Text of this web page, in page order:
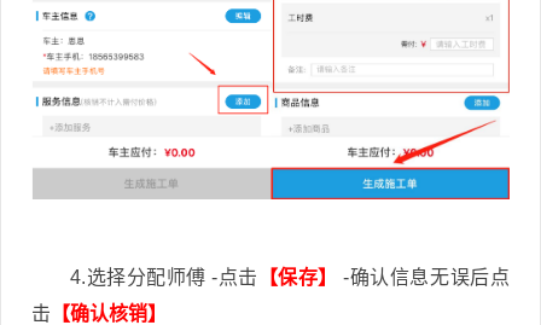
4.选择分配师傅 -点击 【保存】
-确认信息无误后点
击 【确认核销】